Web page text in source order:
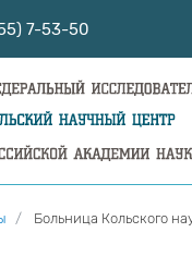
7-53-50
Больница Кольского